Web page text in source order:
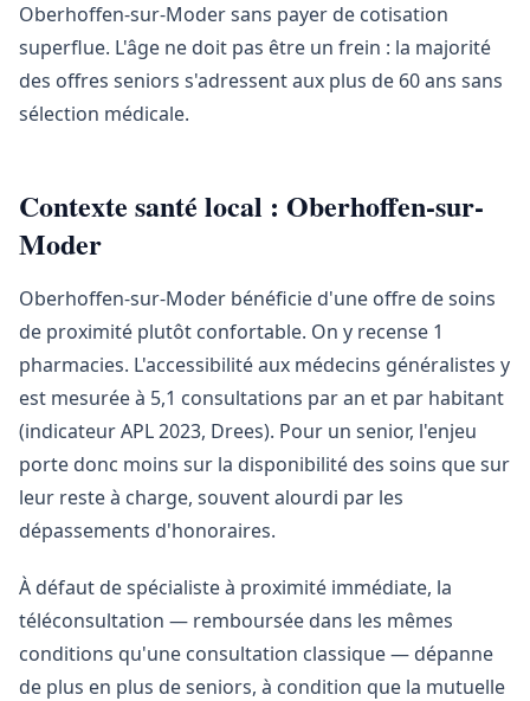
Oberhoffen-sur-Moder sans payer de cotisation
superflue. L'âge ne doit pas être un frein : la majorité
des offres seniors s'adressent aux plus de 60 ans sans
sélection médicale.
Contexte santé local : Oberhoffen-sur-
Moder
Oberhoffen-sur-Moder bénéficie d'une offre de soins
de proximité plutôt confortable. On y recense 1
pharmacies. L'accessibilité aux médecins généralistes y
est mesurée à 5,1 consultations par an et par habitant
(indicateur APL 2023, Drees). Pour un senior, l'enjeu
porte donc moins sur la disponibilité des soins que sur
leur reste à charge, souvent alourdi par les
dépassements d'honoraires.
À défaut de spécialiste à proximité immédiate, la
téléconsultation — remboursée dans les mêmes
conditions qu'une consultation classique — dépanne
de plus en plus de seniors, à condition que la mutuelle